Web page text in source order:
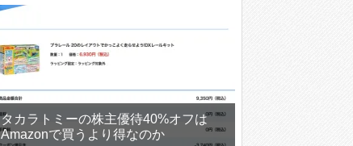
タカラトミーの株主優待40%オフは
Amazonで買うより得なのか